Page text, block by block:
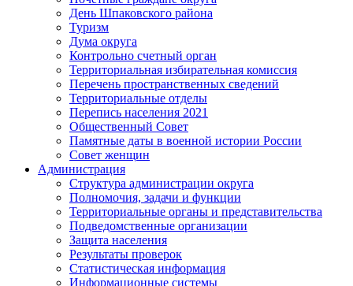
День Шпаковского района
Туризм
Дума округа
Контрольно счетный орган
Территориальная избирательная комиссия
Перечень пространственных сведений
Территориальные отделы
Перепись населения 2021
Общественный Совет
Памятные даты в военной истории России
Совет женщин
Администрация
Структура администрации округа
Полномочия, задачи и функции
Территориальные органы и представительства
Подведомственные организации
Защита населения
Результаты проверок
Статистическая информация
Информационные системы